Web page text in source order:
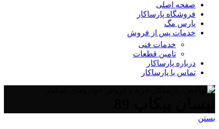
صفحه اصلی
فروشگاه پارساکار
پارس مگ
خدمات پس از فروش
خدمات فنی
تامین قطعات
درباره پارساکار
تماس با پارساکار
بستن